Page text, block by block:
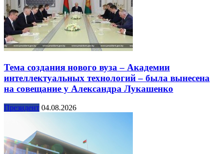
Тема создания нового вуза – Академии
интеллектуальных технологий – была вынесена
на совещание у Александра Лукашенко
Президент 04.08.2026